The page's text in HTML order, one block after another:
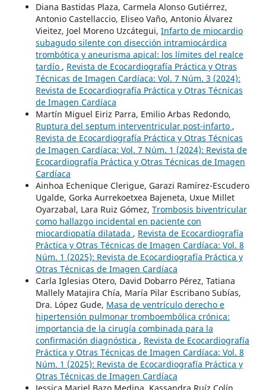
Diana Bastidas Plaza, Carmela Alonso Gutiérrez,
Antonio Castellaccio, Eliseo Vaño, Antonio Álvarez
Vieitez, Joel Moreno Uzcátegui, Infarto de miocardio
subagudo silente con disección intramiocárdica
trombótica y aneurisma apical: los límites del realce
tardío , Revista de Ecocardiografía Práctica y Otras
Técnicas de Imagen Cardíaca: Vol. 7 Núm. 3 (2024):
Revista de Ecocardiografía Práctica y Otras Técnicas
de Imagen Cardíaca
Martín Miguel Eiriz Parra, Emilio Arbas Redondo,
Ruptura del septum interventricular post-infarto ,
Revista de Ecocardiografía Práctica y Otras Técnicas
de Imagen Cardíaca: Vol. 7 Núm. 1 (2024): Revista de
Ecocardiografía Práctica y Otras Técnicas de Imagen
Cardíaca
Ainhoa Echenique Clerigue, Garazi Ramírez-Escudero
Ugalde, Gorka Aurrekoetxea Bajeneta, Uxue Millet
Oyarzabal, Lara Ruiz Gómez, Trombosis biventricular
como hallazgo incidental en paciente con
miocardiopatía dilatada , Revista de Ecocardiografía
Práctica y Otras Técnicas de Imagen Cardíaca: Vol. 8
Núm. 1 (2025): Revista de Ecocardiografía Práctica y
Otras Técnicas de Imagen Cardíaca
Carla Iglesias Otero, David Dobarro Pérez, Tatiana
Mallely Matajira Chía, María Pilar Escribano Subías,
Dra. López Gude, Masa de ventrículo derecho e
hipertensión pulmonar tromboembólica crónica:
importancia de la cirugía combinada para la
confirmación diagnóstica , Revista de Ecocardiografía
Práctica y Otras Técnicas de Imagen Cardíaca: Vol. 8
Núm. 1 (2025): Revista de Ecocardiografía Práctica y
Otras Técnicas de Imagen Cardíaca
Jessica Mariel Bazo Medina, Kassandra Ruíz Colín ,